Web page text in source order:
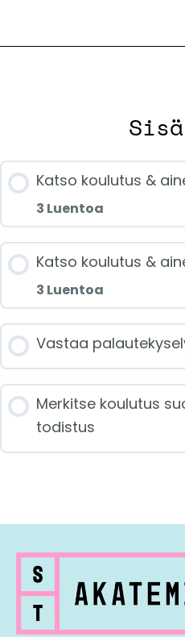
Katso koulutus &
3 Luentoa
Jakson sisältö
0/3 luennoista
Ulkomaisten
Osakkuusyritysten
Katso koulutus &
3 Luentoa
Jakson sisältö
0/3 luennoista
Konsernin
Konsernirakenteen
esimerkein
Vastaa
Merkitse koulutus
todistus